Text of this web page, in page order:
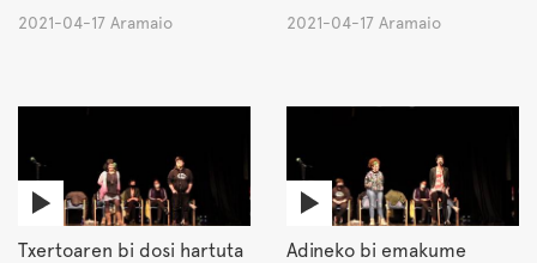
2021-04-17 Aramaio 2021-04-17 Aramaio
Txertoaren bi dosi hartuta
Adineko bi emakume